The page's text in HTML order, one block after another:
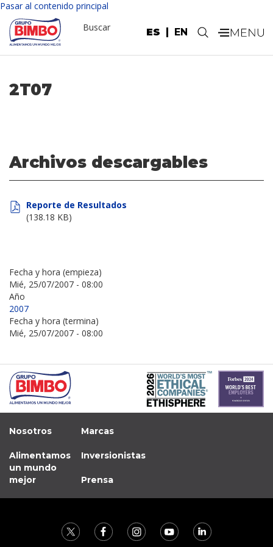
Pasar al contenido principal
ES EN
Buscar .
2T07
Archivos descargables
Reporte de Resultados
(138.18 KB)
Fecha y hora (empieza)
Mié, 25/07/2007 - 08:00
Año
2007
Fecha y hora (termina)
Mié, 25/07/2007 - 08:00
Nosotros
Alimentamos
un mundo
mejor
Marcas
Inversionistas
Prensa